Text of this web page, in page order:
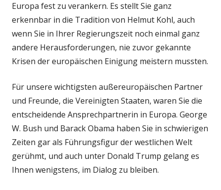
Europa fest zu verankern. Es stellt Sie ganz
erkennbar in die Tradition von Helmut Kohl, auch
wenn Sie in Ihrer Regierungszeit noch einmal ganz
andere Herausforderungen, nie zuvor gekannte
Krisen der europäischen Einigung meistern mussten.
Für unsere wichtigsten außereuropäischen Partner
und Freunde, die Vereinigten Staaten, waren Sie die
entscheidende Ansprechpartnerin in Europa. George
W. Bush und Barack Obama haben Sie in schwierigen
Zeiten gar als Führungsfigur der westlichen Welt
gerühmt, und auch unter Donald Trump gelang es
Ihnen wenigstens, im Dialog zu bleiben.